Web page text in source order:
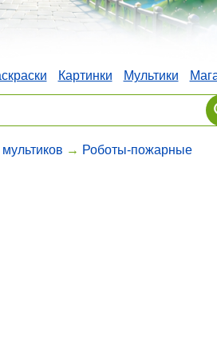
Картинки Мультики
мультиков → Роботы-пожарные